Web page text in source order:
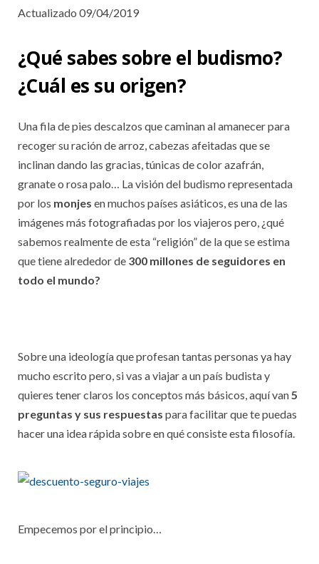
Actualizado 09/04/2019
¿Qué sabes sobre el budismo?
¿Cuál es su origen?
Una fila de pies descalzos que caminan al amanecer para
recoger su ración de arroz, cabezas afeitadas que se
inclinan dando las gracias, túnicas de color azafrán,
granate o rosa palo… La visión del budismo representada
por los monjes en muchos países asiáticos, es una de las
imágenes más fotografiadas por los viajeros pero, ¿qué
sabemos realmente de esta “religión” de la que se estima
que tiene alrededor de 300 millones de seguidores en
todo el mundo?
Sobre una ideología que profesan tantas personas ya hay
mucho escrito pero, si vas a viajar a un país budista y
quieres tener claros los conceptos más básicos, aquí van 5
preguntas y sus respuestas para facilitar que te puedas
hacer una idea rápida sobre en qué consiste esta filosofía.
Empecemos por el principio…